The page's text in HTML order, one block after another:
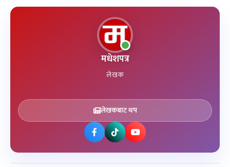
मधेशपत्र
लेखक
लेखकबाट थप